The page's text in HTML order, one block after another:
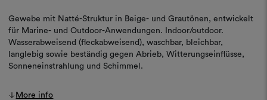
Gewebe mit Natté-Struktur in Beige- und Grautönen, entwickelt
für Marine- und Outdoor-Anwendungen. Indoor/outdoor.
Wasserabweisend (fleckabweisend), waschbar, bleichbar,
langlebig sowie beständig gegen Abrieb, Witterungseinflüsse,
Sonneneinstrahlung und Schimmel.
More info